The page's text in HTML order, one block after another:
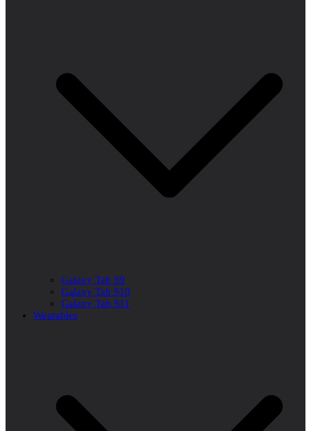
Galaxy Tab S9
Galaxy Tab S10
Galaxy Tab S11
Wearables